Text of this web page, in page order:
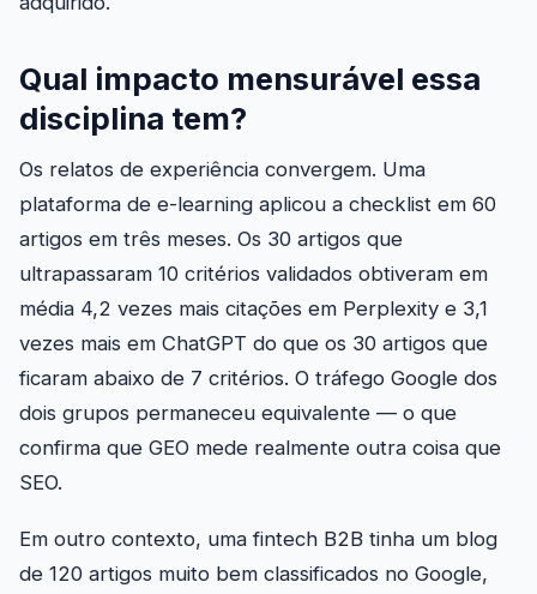
Qual impacto mensurável essa
disciplina tem?
Os relatos de experiência convergem. Uma
plataforma de e-learning aplicou a checklist em 60
artigos em três meses. Os 30 artigos que
ultrapassaram 10 critérios validados obtiveram em
média 4,2 vezes mais citações em Perplexity e 3,1
vezes mais em ChatGPT do que os 30 artigos que
ficaram abaixo de 7 critérios. O tráfego Google dos
dois grupos permaneceu equivalente — o que
confirma que GEO mede realmente outra coisa que
SEO.
Em outro contexto, uma fintech B2B tinha um blog
de 120 artigos muito bem classificados no Google,